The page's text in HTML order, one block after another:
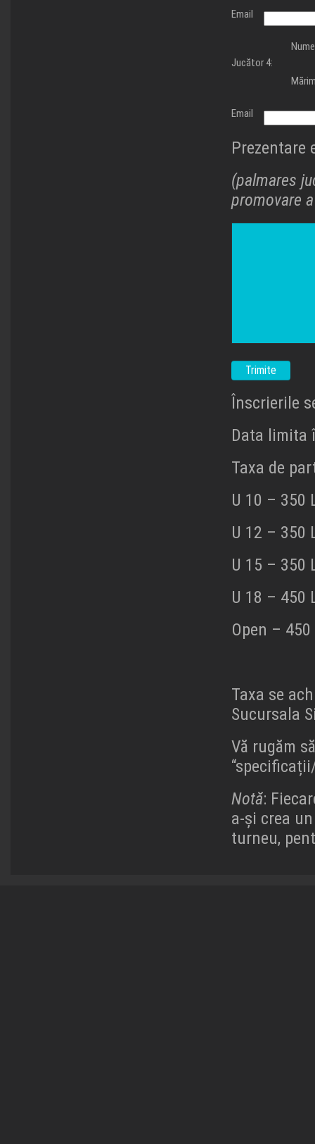
Email
Jucător 4:
Email
Prezentare
(palmares
promovare
Alternative:
Înscrierile
Data limita
Taxa de
U 10 – 350
U 12 – 350
U 15 – 350
U 18 – 450
Open –
Taxa se
Sucursala
Vă rugăm
Notă:
a-și crea
turneu,